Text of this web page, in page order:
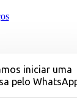
iniciar uma
pelo